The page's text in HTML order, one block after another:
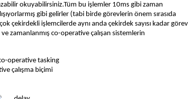
okuyabilirsiniz.Tüm bu işlemler 10ms gibi zaman
gibi gelirler (tabi birde görevlerin önem sırasıda
çekirdekli işlemcilerde aynı anda çekirdek sayısı kadar görev
zamanlanmış co-operative çalışan sistemlerin
çalışma biçimi